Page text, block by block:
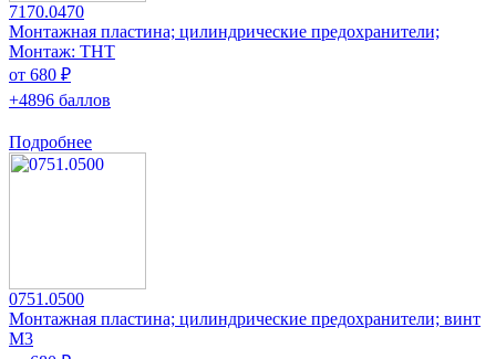
7170.0470
Монтажная пластина; цилиндрические предохранители;
Монтаж: THT
от 680 ₽
+4896 баллов
Подробнее
0751.0500
Монтажная пластина; цилиндрические предохранители; винт
M3